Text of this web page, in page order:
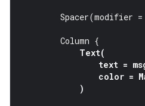
Spacer(modifier =
Column {
Text(
text =
color =
)